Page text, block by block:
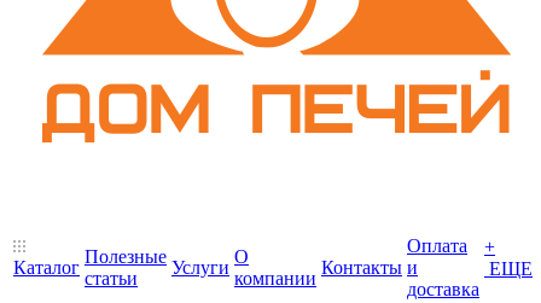
Каталог
Полезные
статьи
Услуги
О
компании
Контакты
Оплата
и
доставка
+
ЕЩЕ